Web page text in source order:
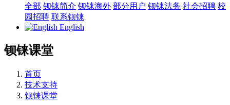
全部 钡铼简介 钡铼海外 部分用户 钡铼法务 社会招聘 校
园招聘 联系钡铼
English
钡铼课堂
首页
技术支持
钡铼课堂